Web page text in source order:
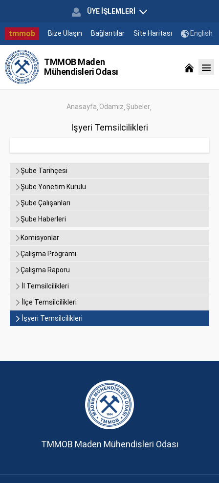
ÜYE İŞLEMLERİ
tmmob Bize Ulaşın Bağlantılar Site Haritası English
TMMOB Maden
Mühendisleri Odası
Anasayfa Odamız Şubeler
İşyeri Temsilcilikleri
Şube Tarihçesi
Şube Yönetim Kurulu
Şube Çalışanları
Şube Haberleri
Komisyonlar
Çalışma Programı
Çalışma Raporu
İl Temsilcilikleri
İlçe Temsilcilikleri
İşyeri Temsilcilikleri
TMMOB Maden Mühendisleri Odası